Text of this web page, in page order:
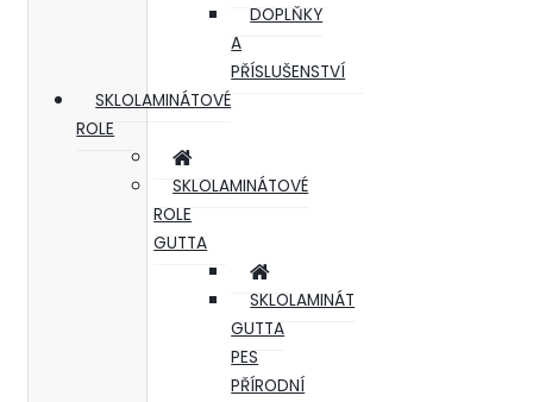
DOPLŇKY
A
PŘÍSLUŠENSTVÍ
SKLOLAMINÁTOVÉ
ROLE
SKLOLAMINÁTOVÉ
ROLE
GUTTA
SKLOLAMINÁT
GUTTA
PES
PŘÍRODNÍ